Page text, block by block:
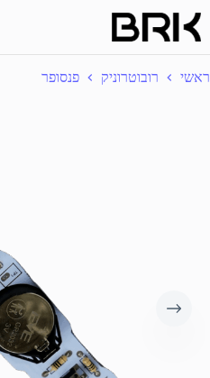
content
ראשי
רובוטרוניק פנסופר